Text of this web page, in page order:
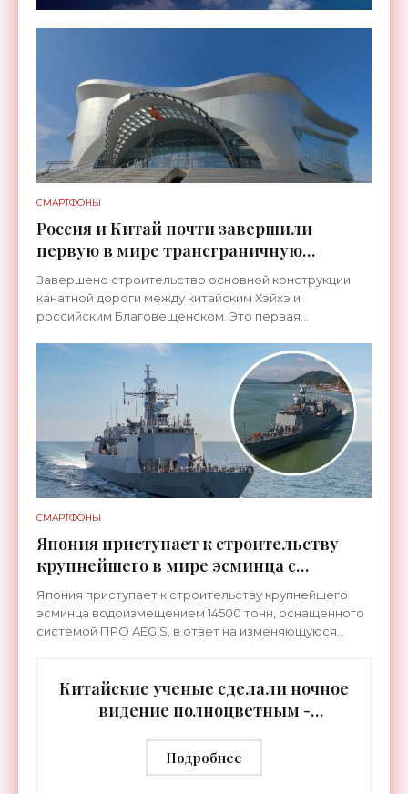
СМАРТФОНЫ
Россия и Китай почти завершили
первую в мире трансграничную
канатную дорогу между двумя
странами - «Технологии»
Завершено строительство основной конструкции
канатной дороги между китайским Хэйхэ и
российским Благовещенском. Это первая
соединит не просто два города, а
СМАРТФОНЫ
Япония приступает к строительству
крупнейшего в мире эсминца с
системой ПРО AEGIS - «Оружие»
Япония приступает к строительству крупнейшего
эсминца водоизмещением 14500 тонн, оснащенного
системой ПРО AEGIS, в ответ на изменяющуюся
Китайские ученые сделали ночное
видение полноцветным -
Подробнее